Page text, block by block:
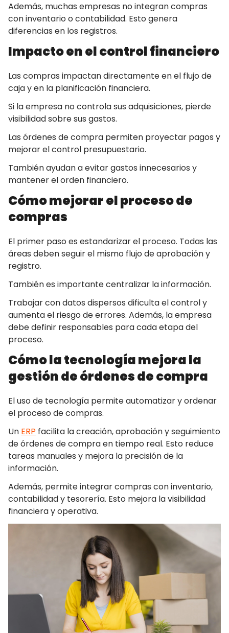
Además, muchas empresas no integran compras
con inventario o contabilidad. Esto genera
diferencias en los registros.
Impacto en el control financiero
Las compras impactan directamente en el flujo de
caja y en la planificación financiera.
Si la empresa no controla sus adquisiciones, pierde
visibilidad sobre sus gastos.
Las órdenes de compra permiten proyectar pagos y
mejorar el control presupuestario.
También ayudan a evitar gastos innecesarios y
mantener el orden financiero.
Cómo mejorar el proceso de
compras
El primer paso es estandarizar el proceso. Todas las
áreas deben seguir el mismo flujo de aprobación y
registro.
También es importante centralizar la información.
Trabajar con datos dispersos dificulta el control y
aumenta el riesgo de errores. Además, la empresa
debe definir responsables para cada etapa del
proceso.
Cómo la tecnología mejora la
gestión de órdenes de compra
El uso de tecnología permite automatizar y ordenar
el proceso de compras.
Un ERP facilita la creación, aprobación y seguimiento
de órdenes de compra en tiempo real. Esto reduce
tareas manuales y mejora la precisión de la
información.
Además, permite integrar compras con inventario,
contabilidad y tesorería. Esto mejora la visibilidad
financiera y operativa.